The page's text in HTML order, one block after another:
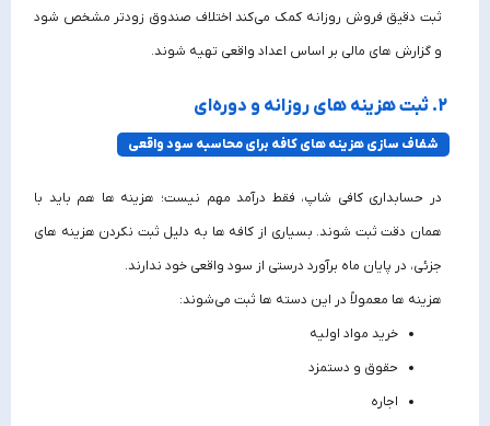
ثبت دقیق فروش روزانه کمک می‌کند اختلاف صندوق زودتر مشخص شود
و گزارش‌ های مالی بر اساس اعداد واقعی تهیه شوند.
2. ثبت هزینه‌ های روزانه و دوره‌ای
شفاف‌ سازی هزینه‌ های کافه برای محاسبه سود واقعی
در حسابداری کافی شاپ، فقط درآمد مهم نیست؛ هزینه‌ ها هم باید با
همان دقت ثبت شوند. بسیاری از کافه‌ ها به دلیل ثبت نکردن هزینه‌ های
جزئی، در پایان ماه برآورد درستی از سود واقعی خود ندارند.
هزینه‌ ها معمولاً در این دسته‌ ها ثبت می‌شوند:
خرید مواد اولیه
حقوق و دستمزد
اجاره